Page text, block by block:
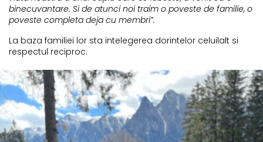
binecuvantare. Si de atunci noi traim o poveste de familie, o
poveste completa deja cu membri”.
La baza familiei lor sta intelegerea dorintelor celuilalt si
respectul reciproc.